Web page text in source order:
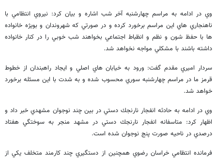
وي در ادامه به مراسم چهارشنبه آخر شب اشاره و بيان كرد: نيروي انتظامي با
ناهنجاري هاي اين مراسم برخورد كرده و در صورتي كه شهروندان و بويژه خانواده
ها با حفظ شون و نظم و انظباط اجتماعي بخواهند شب خوبي را در كنار خانواده
داشته باشند با مشكلي مواجه نخواهد شد.
سردار اميري مقدم گفت: ورود به خيابان هاي اصلي و ايجاد راهبندان از خطوط
قرمز ما در مراسم چهارشنبه سوري محسوب شده و به شدت با اين مسئله برخورد
خواهد شد.
وي در ادامه به حادثه انفجار نارنجك دستي در بين چند نوجوان مشهدي خبر داد و
اظهار كرد: متاسفانه انفجار نارنجك دستي در مشهد منجر به سوختگي هفتاد
درصدي در ناحيه صورت پنج نوجوان شده است.
فرمانده انتظامي خراسان رضوي همچنين از دستگيري چند كارمند متخلف يكي از